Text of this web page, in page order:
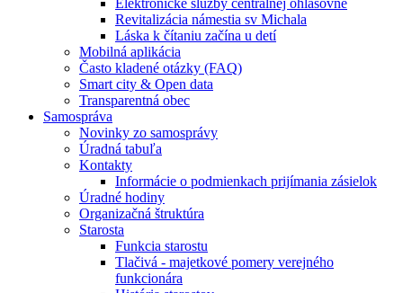
Elektronické služby centrálnej ohlasovne
Revitalizácia námestia sv Michala
Láska k čítaniu začína u detí
Mobilná aplikácia
Často kladené otázky (FAQ)
Smart city & Open data
Transparentná obec
Samospráva
Novinky zo samosprávy
Úradná tabuľa
Kontakty
Informácie o podmienkach prijímania zásielok
Úradné hodiny
Organizačná štruktúra
Starosta
Funkcia starostu
Tlačivá - majetkové pomery verejného
funkcionára